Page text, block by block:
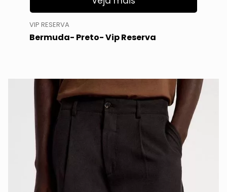
VIP RESERVA
Bermuda- Preto- Vip Reserva